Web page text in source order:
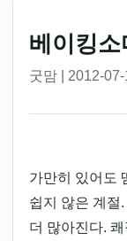
베이킹소
굿맘 | 2012-
가만히 있어도
쉽지 않은 계절
더 많아진다.